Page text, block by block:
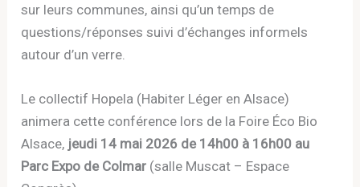
sur leurs communes, ainsi qu’un temps de
questions/réponses suivi d’échanges informels
autour d’un verre.
Le collectif Hopela (Habiter Léger en Alsace)
animera cette conférence lors de la Foire Éco Bio
Alsace, jeudi 14 mai 2026 de 14h00 à 16h00 au
Parc Expo de Colmar (salle Muscat – Espace